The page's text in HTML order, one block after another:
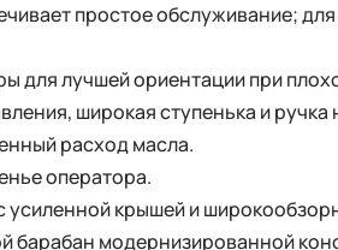
простое обслуживание;
для лучшей ориентации при
широкая ступенька и ручка
расход масла.
оператора.
усиленной крышей и
барабан модернизированной